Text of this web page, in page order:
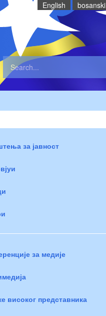
English bosanski
за јавност
за медије
високог представника